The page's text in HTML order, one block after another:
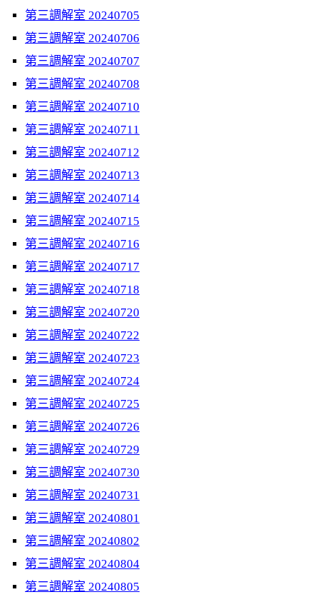
第三調解室 20240705
第三調解室 20240706
第三調解室 20240707
第三調解室 20240708
第三調解室 20240710
第三調解室 20240711
第三調解室 20240712
第三調解室 20240713
第三調解室 20240714
第三調解室 20240715
第三調解室 20240716
第三調解室 20240717
第三調解室 20240718
第三調解室 20240720
第三調解室 20240722
第三調解室 20240723
第三調解室 20240724
第三調解室 20240725
第三調解室 20240726
第三調解室 20240729
第三調解室 20240730
第三調解室 20240731
第三調解室 20240801
第三調解室 20240802
第三調解室 20240804
第三調解室 20240805